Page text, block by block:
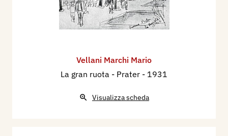
Vellani Marchi Mario
La gran ruota - Prater - 1931
Visualizza scheda